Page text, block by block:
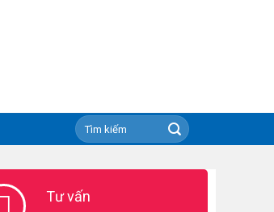
Tư vấn